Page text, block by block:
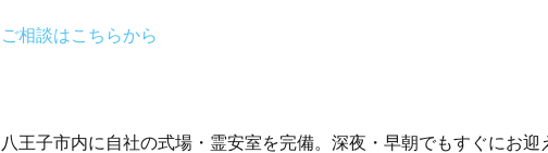
ご相談はこちらから
八王子市内に自社の式場・霊安室を完備。深夜・早朝でもすぐにお迎